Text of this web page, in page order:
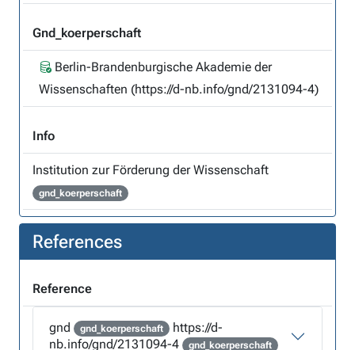
Gnd_koerperschaft
Berlin-Brandenburgische Akademie der
Wissenschaften (https://d-nb.info/gnd/2131094-4)
Info
Institution zur Förderung der Wissenschaft
gnd_koerperschaft
References
Reference
gnd gnd_koerperschaft
https://d-
nb.info/gnd/2131094-4
gnd_koerperschaft